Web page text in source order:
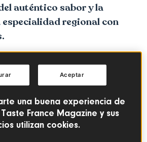
auténtico sabor y la
regional con
siglos comiendoescargots
normalmente asociado al menú
con otros clásicos como las ancas
preparación actual (servidos
conchas con mantequilla a las
una buena experiencia de
France Magazine y sus
utilizan cookies.
Aceptar